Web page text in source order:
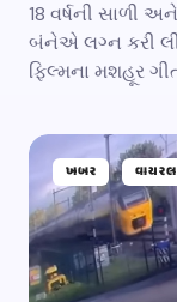
18 વર્ષની સાળી
બંનેએ લગ્ન કરી
ફિલ્મના મશહૂર
ખબર વાયરલ